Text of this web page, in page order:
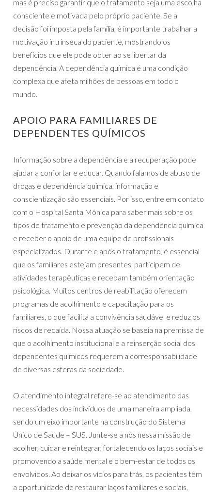
mas é preciso garantir que o tratamento seja uma escolha
consciente e motivada pelo próprio paciente. Se a
decisão foi imposta pela família, é importante trabalhar a
motivação intrínseca do paciente, mostrando os
benefícios que ele pode obter ao se libertar da
dependência. A dependência química é uma condição
complexa que afeta milhões de pessoas em todo o
mundo.
APOIO PARA FAMILIARES DE
DEPENDENTES QUÍMICOS
Informação sobre a dependência e a recuperação pode
ajudar a confortar e educar. Quando falamos de abuso de
drogas e dependência química, informação e
conscientização são essenciais. Por isso, entre em contato
com o Hospital Santa Mônica para saber mais sobre os
tipos de tratamento e prevenção da dependência química
e receber o apoio de uma equipe de profissionais
especializados. Durante e após o tratamento, é essencial
que os familiares estejam presentes, participem de
atividades terapêuticas e recebam também orientação
psicológica. Muitos centros de reabilitação oferecem
programas de acolhimento e capacitação para os
familiares, o que facilita a convivência saudável e reduz os
riscos de recaída. Nossa atuação se baseia na premissa de
que o acolhimento institucional e a reinserção social dos
dependentes químicos requerem a corresponsabilidade
de diversas esferas da sociedade.
O atendimento integral refere-se ao atendimento das
necessidades dos indivíduos de uma maneira ampliada,
sendo um eixo importante na construção do Sistema
Único de Saúde – SUS. Junte-se a nós nessa missão de
acolher, cuidar e reintegrar, fortalecendo os laços sociais e
promovendo a saúde mental e o bem-estar de todos os
envolvidos. Ao deixar os vícios para trás, os pacientes têm
a oportunidade de restaurar laços familiares e sociais,